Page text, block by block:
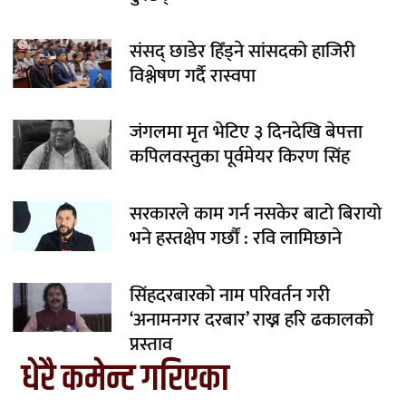
संसद् छाडेर हिँड्ने सांसदको हाजिरी
विश्लेषण गर्दै रास्वपा
जंगलमा मृत भेटिए ३ दिनदेखि बेपत्ता
कपिलवस्तुका पूर्वमेयर किरण सिंह
सरकारले काम गर्न नसकेर बाटो बिरायो
भने हस्तक्षेप गर्छौं : रवि लामिछाने
सिंहदरबारको नाम परिवर्तन गरी
‘अनामनगर दरबार’ राख्न हरि ढकालको
प्रस्ताव
धेरै कमेन्ट गरिएका